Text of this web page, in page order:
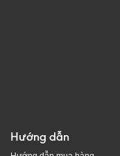
Hướng dẫn